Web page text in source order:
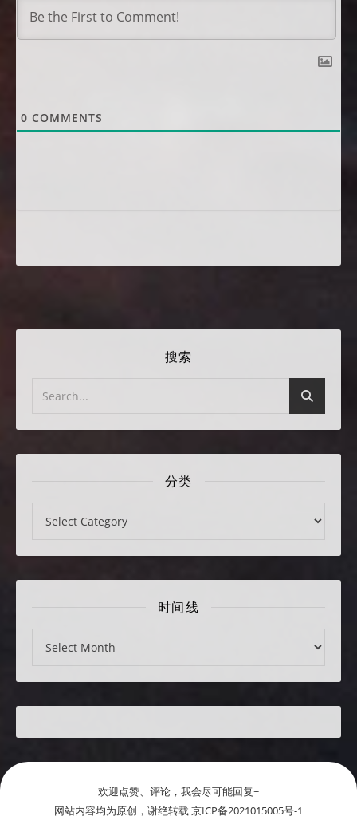
0 COMMENTS
搜索
分类
时间线
欢迎点赞、评论，我会尽可能回复~
网站内容均为原创，谢绝转载 京ICP备2021015005号-1